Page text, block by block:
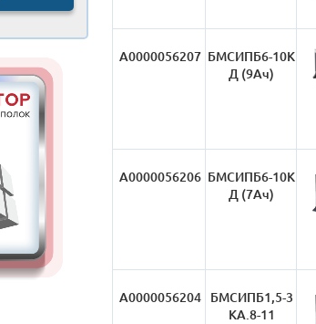
А0000056207 БМСИПБ6-10К
Д (9Ач)
А0000056206 БМСИПБ6-10К
Д (7Ач)
А0000056204 БМСИПБ1,5-3
КА.8-11